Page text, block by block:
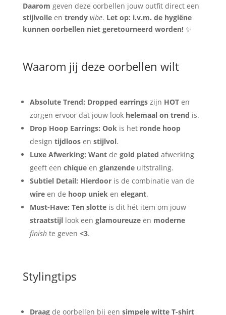
Daarom geven deze oorbellen jouw outfit direct een
stijlvolleen trendy vibe. Let op: i.v.m. de hygiëne
kunnen oorbellen niet geretourneerd worden!✨
Waarom jij deze oorbellen wilt
Absolute Trend: Dropped earringszijn HOTen
zorgen ervoor dat jouw look helemaal on trend is.
Drop Hoop Earrings: Ookis het ronde hoop
design tijdloosen stijlvol.
Luxe Afwerking: Wantde gold plated afwerking
geeft een chiqueen glanzendeuitstraling.
Subtiel Detail: Hierdooris de combinatie van de
wireen de hoop unieken elegant.
Must-Have: Ten slotteis dit hét item om jouw
straatstijllook een glamoureuzeen moderne
finishte geven <3.
Stylingtips
Draagde oorbellen bij een simpele witte T-shirt